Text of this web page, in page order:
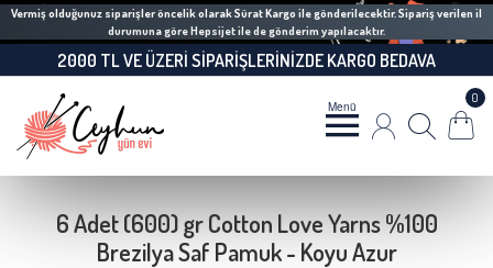
Vermiş olduğunuz siparişler öncelik olarak Sürat Kargo ile gönderilecektir. Sipariş verilen il
durumuna göre Hepsijet ile de gönderim yapılacaktır.
2000 TL VE ÜZERI SIPARIŞLERINIZDE KARGO BEDAVA
0
6 Adet (600) gr Cotton Love Yarns %100
Brezilya Saf Pamuk - Koyu Azur